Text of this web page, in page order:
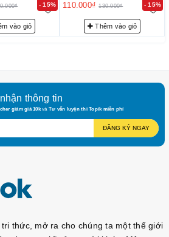
- 15%
vào giỏ
- 15%
110.000₫ 130.000₫
Thêm vào giỏ
thông tin
giảm giá 10kvà Tư vấn luyện thi Topik miễn phí
ĐĂNG KÝ NGAY
thức, mở ra cho chúng ta một thế giới